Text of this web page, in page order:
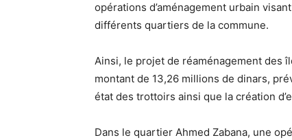
opérations d’aménagement urbain
différents quartiers de la commune.
Ainsi, le projet de réaménagement des
montant de 13,26 millions de dinars,
état des trottoirs ainsi que la création
Dans le quartier Ahmed Zabana, une